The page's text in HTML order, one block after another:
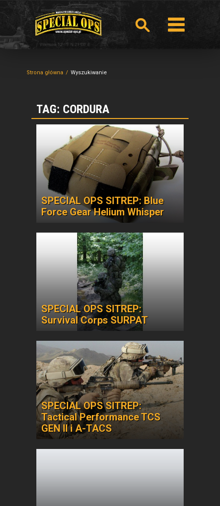
Strona główna Wyszukiwanie
TAG: CORDURA
SPECIAL OPS SITREP: Blue
Force Gear Helium Whisper
SPECIAL OPS SITREP:
Survival Corps SURPAT
SPECIAL OPS SITREP:
Tactical Performance TCS
GEN II i A-TACS